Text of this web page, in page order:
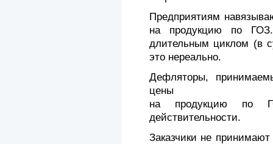
Предприятиям
на продукцию по
длительным циклом (в
это нереально.
Дефляторы,
цены
на продукцию по
действительности.
Заказчики не